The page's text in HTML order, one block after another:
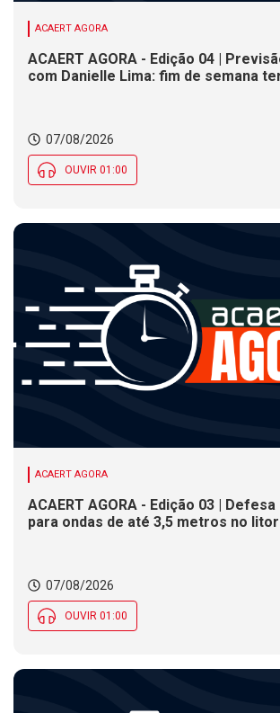
ACAERT AGORA
ACAERT AGORA - Edição 04 |
com Danielle Lima: fim de semana
07/08/2026
OUVIR 01:00
ACAERT AGORA
ACAERT AGORA - Edição 03 |
para ondas de até 3,5 metros no
07/08/2026
OUVIR 01:00